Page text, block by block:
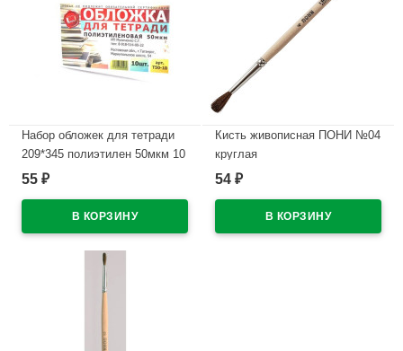
Набор обложек для тетради
209*345 полиэтилен 50мкм 10
штук в наборе арт Т50-10
55 ₽
Кисть живописная ПОНИ №04
круглая
В наличии
54 ₽